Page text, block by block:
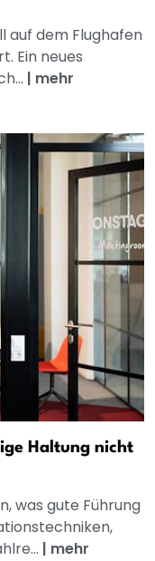
auf dem Flughafen
Ein neues
| mehr
Haltung nicht
was gute Führung
| mehr